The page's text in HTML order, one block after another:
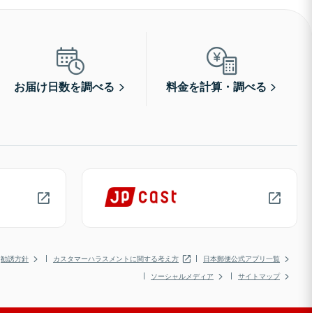
お届け日数を調べる 料金を計算・調べる
勧誘方針 カスタマーハラスメントに関する考え方
日本郵便公式アプリ一覧
ソーシャルメディア
サイトマップ